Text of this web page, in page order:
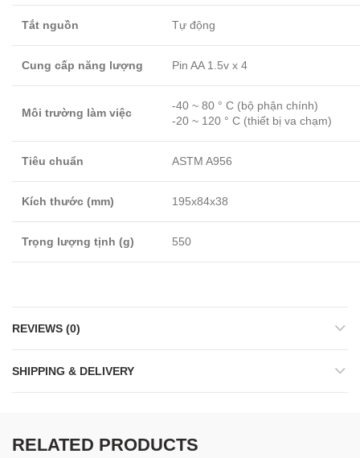
Tắt nguồn Tự động
Cung cấp năng lượng Pin AA 1.5v x 4
Môi trường làm việc
-40 ~ 80 ° C (bộ phận chính)
-20 ~ 120 ° C (thiết bị va chạm)
Tiêu chuẩn ASTM A956
Kích thước (mm) 195x84x38
Trọng lượng tịnh (g) 550
REVIEWS (0)
SHIPPING & DELIVERY
RELATED PRODUCTS